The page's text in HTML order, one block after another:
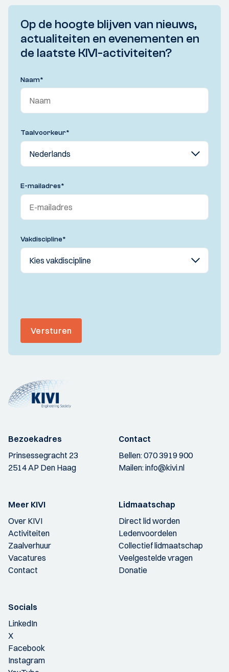
Op de hoogte blijven van nieuws,
actualiteiten en evenementen en
de laatste KIVI-activiteiten?
Naam*
Taalvoorkeur*
E-mailadres*
Vakdiscipline*
Versturen
Bezoekadres
Prinsessegracht 23
2514 AP Den Haag
Contact
Bellen:070 3919 900
Mailen:info@kivi.nl
Meer KIVI
Over KIVI
Activiteiten
Zaalverhuur
Vacatures
Contact
Lidmaatschap
Direct lid worden
Ledenvoordelen
Collectief lidmaatschap
Veelgestelde vragen
Donatie
Socials
LinkedIn
X
Facebook
Instagram